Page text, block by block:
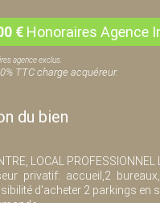
€ Honoraires Agence
agence exclus.
TTC charge acquéreur.
du bien
LOCAL
privatif: accueil,2
d'acheter 2 parkings